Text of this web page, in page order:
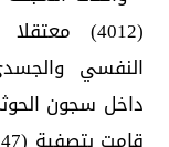
(4012)
النفسي
داخل سجون